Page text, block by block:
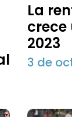
La
crece
2023
3 de